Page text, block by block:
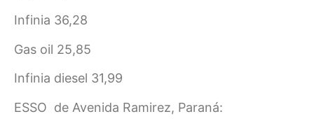
Infinia 36,28
Gas oil 25,85
Infinia diesel 31,99
ESSO de Avenida Ramirez, Paraná: